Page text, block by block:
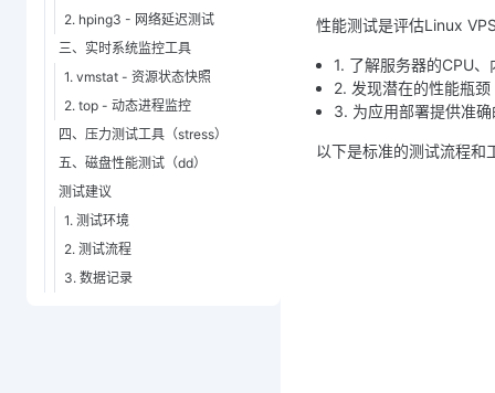
2. hping3 - 网络延迟测试
三、实时系统监控工具
1. vmstat - 资源状态快照
2. top - 动态进程监控
四、压力测试工具（stress）
五、磁盘性能测试（dd）
测试建议
1. 测试环境
2. 测试流程
3. 数据记录
性能测试是评估Linux
1. 了解服务器的CPU
2. 发现潜在的性能瓶颈
3. 为应用部署提供准
以下是标准的测试流程和